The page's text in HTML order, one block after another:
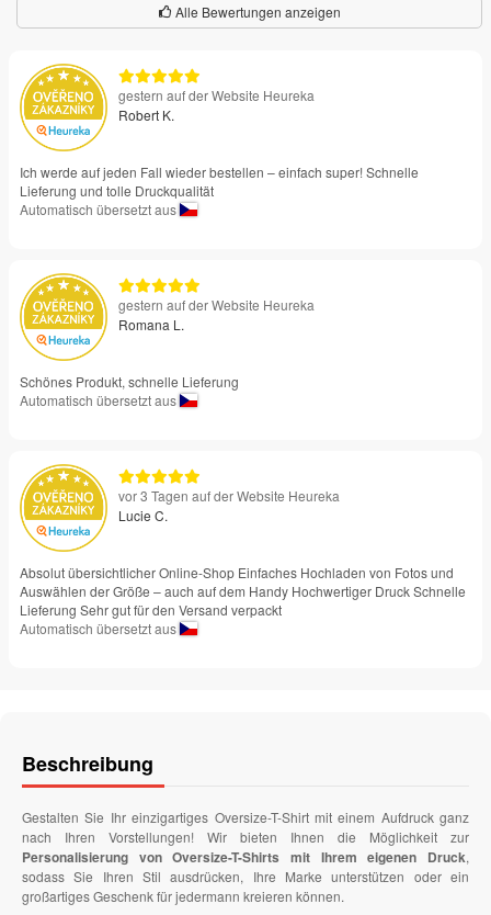
Alle Bewertungen anzeigen
gestern auf der Website Heureka
Robert K.
Ich werde auf jeden Fall wieder bestellen – einfach super! Schnelle
Lieferung und tolle Druckqualität
Automatisch übersetzt aus
gestern auf der Website Heureka
Romana L.
Schönes Produkt, schnelle Lieferung
Automatisch übersetzt aus
vor 3 Tagen auf der Website Heureka
Lucie C.
Absolut übersichtlicher Online-Shop Einfaches Hochladen von Fotos und
Auswählen der Größe – auch auf dem Handy Hochwertiger Druck Schnelle
Lieferung Sehr gut für den Versand verpackt
Automatisch übersetzt aus
Beschreibung
Gestalten Sie Ihr einzigartiges Oversize-T-Shirt mit einem Aufdruck ganz
nach Ihren Vorstellungen! Wir bieten Ihnen die Möglichkeit zur
Personalisierung von Oversize-T-Shirts mit Ihrem eigenen Druck,
sodass Sie Ihren Stil ausdrücken, Ihre Marke unterstützen oder ein
großartiges Geschenk für jedermann kreieren können.